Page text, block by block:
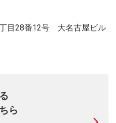
目28番12号 大名古屋ビル
ら